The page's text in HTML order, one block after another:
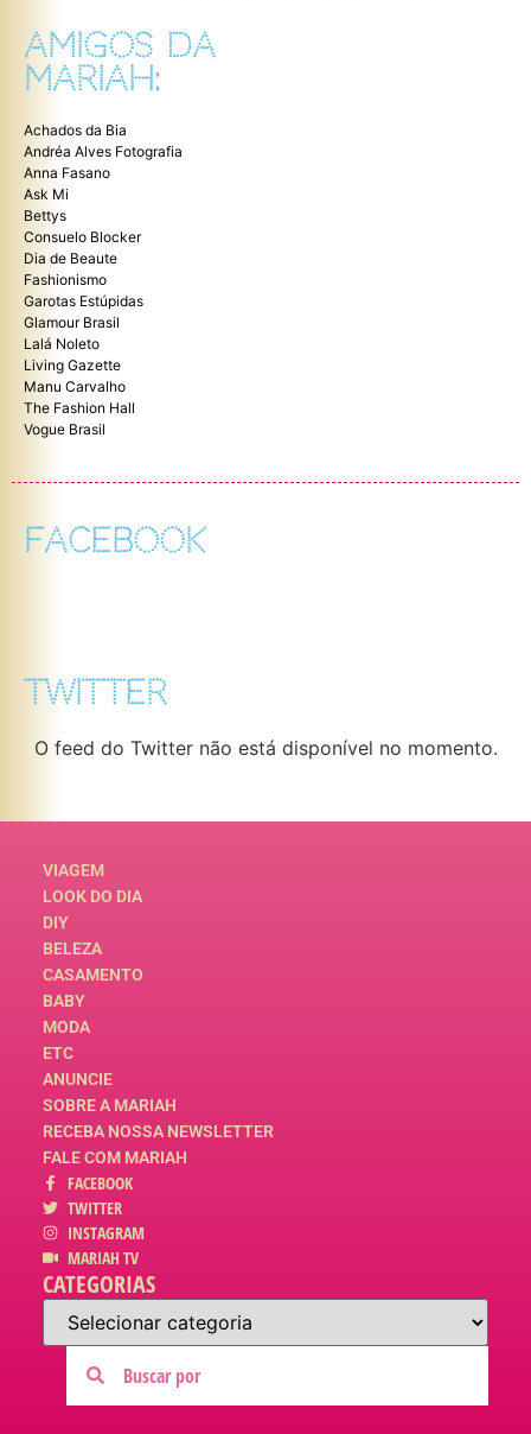
AMIGOS DA
MARIAH:
Achados da Bia
Andréa Alves Fotografia
Anna Fasano
Ask Mi
Bettys
Consuelo Blocker
Dia de Beaute
Fashionismo
Garotas Estúpidas
Glamour Brasil
Lalá Noleto
Living Gazette
Manu Carvalho
The Fashion Hall
Vogue Brasil
FACEBOOK
TWITTER
O feed do Twitter não está disponível no momento.
VIAGEM
LOOK DO DIA
DIY
BELEZA
CASAMENTO
BABY
MODA
ETC
ANUNCIE
SOBRE A MARIAH
RECEBA NOSSA NEWSLETTER
FALE COM MARIAH
FACEBOOK
TWITTER
INSTAGRAM
MARIAH TV
CATEGORIAS